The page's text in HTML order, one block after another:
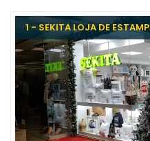
1 - SEKITA LOJA DE